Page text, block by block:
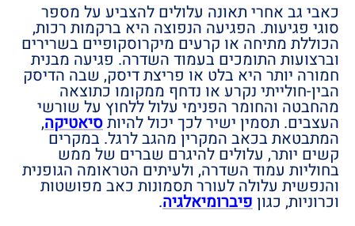
כאבי גב אחרי תאונה עלולים להצביע על מספר
סוגי פגיעות. הפגיעה הנפוצה היא ברקמות רכות,
הכוללת מתיחה או קרעים מיקרוסקופיים בשרירים
וברצועות התומכים בעמוד השדרה. פגיעה מבנית
חמורה יותר היא בלט או פריצת דיסק, שבה הדיסק
הבין-חולייתי נקרע או נדחף ממקומו כתוצאה
מהחבטה והחומר הפנימי עלול ללחוץ על שורשי
העצבים. תסמין ישיר לכך יכול להיותסיאטיקה,
המתבטאת בכאב המקרין מהגב לרגל. במקרים
קשים יותר, עלולים להיגרם שברים של ממש
בחוליות עמוד השדרה, ולעיתים הטראומה הגופנית
והנפשית עלולה לעורר תסמונות כאב מפושטות
וכרוניות, כגוןפיברומיאלגיה.